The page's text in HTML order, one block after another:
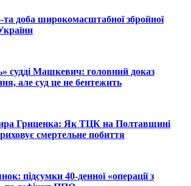
та доба широкомасштабної збройної
судді Машкевич: головний доказ
але суд це не бентежить
Гриценка: Як ТЦК на Полтавщині
смертельне побиття
підсумки 40-денної «операції з